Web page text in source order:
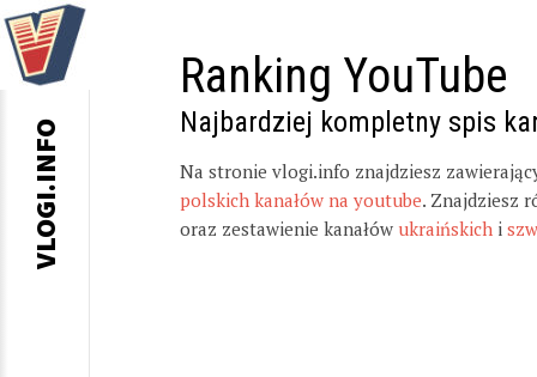
Ranking YouTube
Najbardziej kompletny spis
Na stronie vlogi.info znajdziesz
polskich kanałów na youtube. Znajdziesz
oraz zestawienie kanałów ukraińskich i
VLOGI.INFO